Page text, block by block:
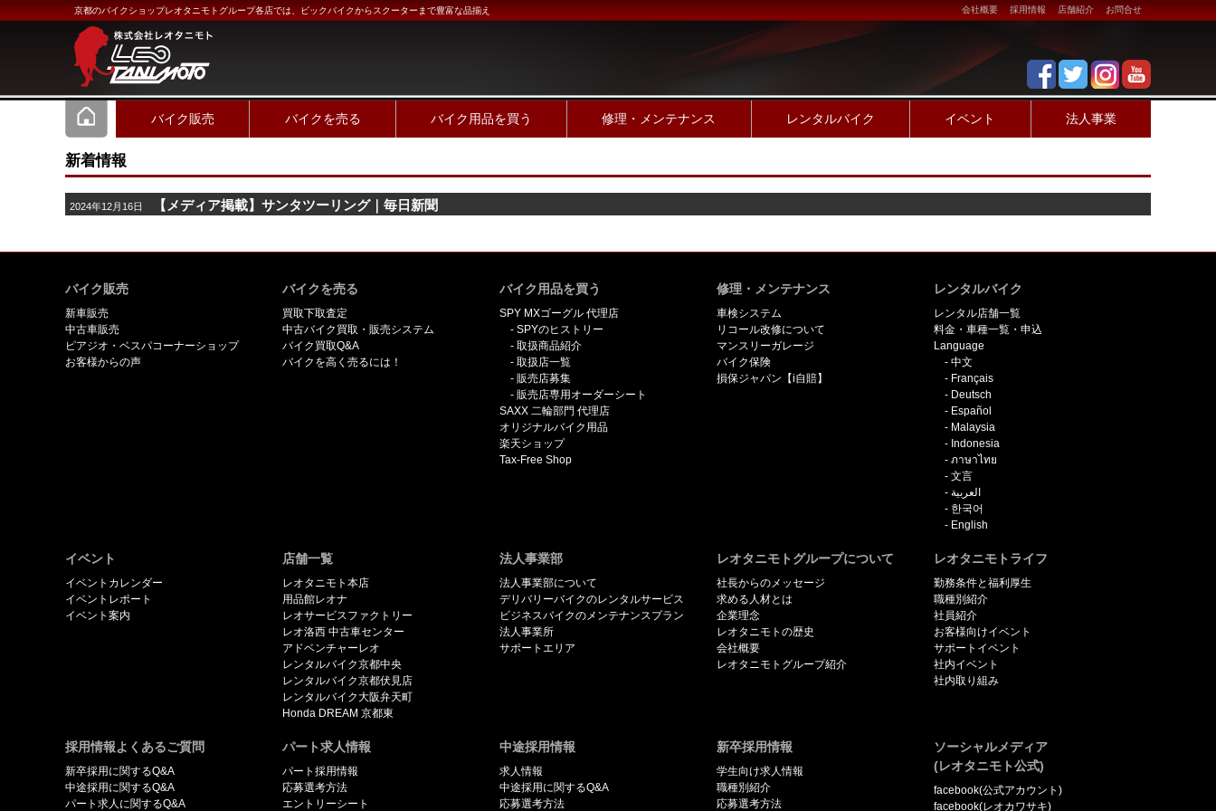
会社概要 採用情報 店舗紹介 お問合せ
京都のバイクショップレオタニモトグループ各店では、ビックバイクからスクーターまで豊富な品揃え
バイク販売 バイクを売る バイク用品を買う 修理・メンテナンス レンタルバイク イベント 法人事業
新着情報
2024年12月16日 【メディア掲載】サンタツーリング｜毎日新聞
バイク販売
新車販売
中古車販売
ピアジオ・ベスパコーナーショップ
お客様からの声
バイクを売る
買取下取査定
中古バイク買取・販売システム
バイク買取Q&A
バイクを高く売るには！
バイク用品を買う
SPY MXゴーグル 代理店
SPYのヒストリー
取扱商品紹介
取扱店一覧
販売店募集
販売店専用オーダーシート
SAXX 二輪部門 代理店
オリジナルバイク用品
楽天ショップ
Tax-Free Shop
修理・メンテナンス
車検システム
リコール改修について
マンスリーガレージ
バイク保険
損保ジャパン【i自賠】
レンタルバイク
レンタル店舗一覧
料金・車種一覧・申込
Language
中文
Français
Deutsch
Español
Malaysia
Indonesia
ภาษาไทย
文言
العربية
한국어
English
イベント
イベントカレンダー
イベントレポート
イベント案内
店舗一覧
レオタニモト本店
用品館レオナ
レオサービスファクトリー
レオ洛西 中古車センター
アドベンチャーレオ
レンタルバイク京都中央
レンタルバイク京都伏見店
レンタルバイク大阪弁天町
Honda DREAM 京都東
法人事業部
法人事業部について
デリバリーバイクのレンタルサービス
ビジネスバイクのメンテナンスプラン
法人事業所
サポートエリア
レオタニモトグループについて
社長からのメッセージ
求める人材とは
企業理念
レオタニモトの歴史
会社概要
レオタニモトグループ紹介
レオタニモトライフ
勤務条件と福利厚生
職種別紹介
社員紹介
お客様向けイベント
サポートイベント
社内イベント
社内取り組み
採用情報よくあるご質問
新卒採用に関するQ&A
中途採用に関するQ&A
パート求人に関するQ&A
パート求人情報
パート採用情報
応募選考方法
エントリーシート
中途採用情報
求人情報
中途採用に関するQ&A
応募選考方法
新卒採用情報
学生向け求人情報
職種別紹介
応募選考方法
ソーシャルメディア
(レオタニモト公式)
facebook(公式アカウント)
facebook(レオカワサキ)